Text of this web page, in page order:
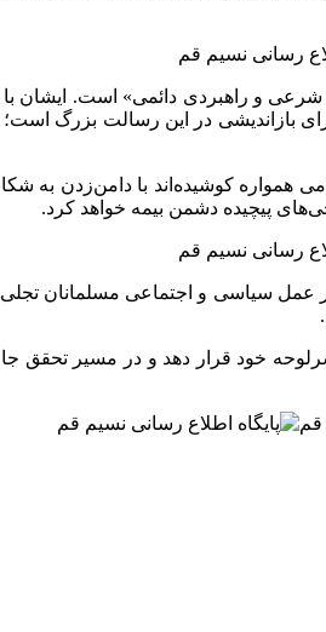
و راهبردی دائمی» است. ایشان
در این رسالت بزرگ است؛
کوشیده‌اند با دامن‌زدن به
پیچیده دشمن بیمه خواهد کرد.
عمل سیاسی و اجتماعی مسلمانان
سرلوحه خود قرار دهد و در مسیر